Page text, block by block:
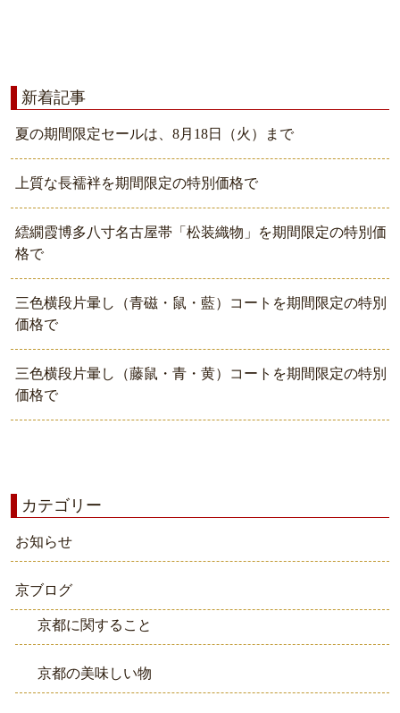
新着記事
夏の期間限定セールは、8月18日（火）まで
上質な長襦袢を期間限定の特別価格で
繧繝霞博多八寸名古屋帯「松装織物」を期間限定の特別価
格で
三色横段片暈し（青磁・鼠・藍）コートを期間限定の特別
価格で
三色横段片暈し（藤鼠・青・黄）コートを期間限定の特別
価格で
カテゴリー
お知らせ
京ブログ
京都に関すること
京都の美味しい物